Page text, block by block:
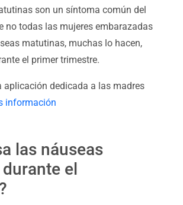
son un síntoma común del
no todas las mujeres embarazadas
matutinas, muchas lo hacen,
el primer trimestre.
aplicación dedicada a las madres
información
las náuseas
el